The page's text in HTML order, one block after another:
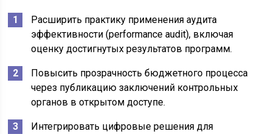
Расширить практику применения аудита
эффективности (performance audit), включая
оценку достигнутых результатов программ.
Повысить прозрачность бюджетного процесса
через публикацию заключений контрольных
органов в открытом доступе.
Интегрировать цифровые решения для